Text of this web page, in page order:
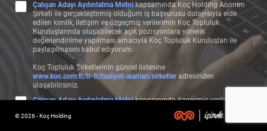
Çalışan Adayı Aydınlatma Metnikapsamında Koç Holding Anonim
Şirketi ile gerçekleştirmiş olduğum iş başvurusu dolayısıyla elde
edilen kimlik, iletişim ve özgeçmiş verilerimin Koç Topluluk
Kuruluşlarında oluşabilecek açık pozisyonlara yönelik
değerlendirilme yapılması amacıyla Koç Topluluk Kuruluşları ile
paylaşılmasını kabul ediyorum.
Koç Topluluk Şirketlerinin güncel listesine
www.koc.com.tr/tr-tr/faaliyet-alanlari/sirketleradresinden
ulaşabilirsiniz.
Çalışan Adayı Aydınlatma Metnikapsamında özgeçmiş verilerimin,
başvuru bilgilerime uygun olan pozisyonlarda değerlendirilebilmem
ve bu çerçeve özgeçmişime uygun şekilde test, görüşme, form ve
© 2026 - Koç Holding